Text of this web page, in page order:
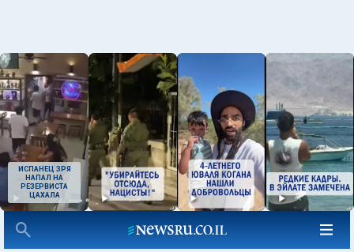
ИСПАНЕЦ ЗРЯ
НАПАЛ НА
РЕЗЕРВИСТА
ЦАХАЛА